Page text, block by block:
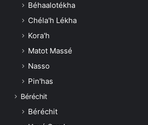
Béhaalotékha
Chéla'h Lékha
Kora'h
Matot Massé
Nasso
Pin'has
Béréchit
Béréchit